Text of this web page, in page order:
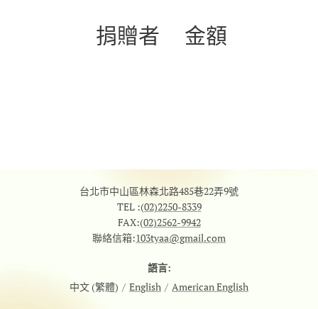
捐贈者 金額
台北市中山區林森北路485巷22弄9號
TEL :(02)2250-8339
FAX:(02)2562-9942
聯絡信箱:103tyaa@gmail.com
語言
中文 (繁體)
English American English